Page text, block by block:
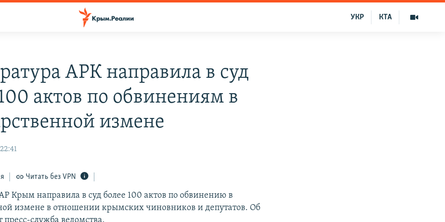
КТА
УКР
АРК направила в суд
актов по обвинениям в
измене
Читать без VPN
Крым направила в суд более 100 актов по обвинению в
измене в отношении крымских чиновников и депутатов. Об